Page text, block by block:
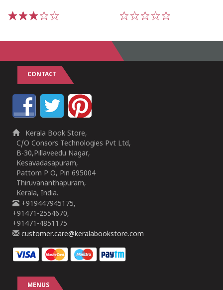
CONTACT
Kerala Book Store,
C/O Consors Technologies Pvt Ltd,
B-30,Pillaveedu Nagar,
Kesavadasapuram,
Pattom P O, Pin 695004
Thiruvananthapuram,
Kerala, India.
+919447945175,
+91471-2554670,
+91471-4851175
customer.care@keralabookstore.com
MENUS